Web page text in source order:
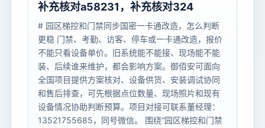
补充核对a58231，补充核对324
# 园区梯控和门禁同步国密一卡通改造，怎么判断
更稳 门禁、考勤、访客、停车或一卡通改造，报价
不能只看设备单价。旧系统能不能接、现场能不能
装、后续谁来维护，都会影响方案。御佰安可面向
全国项目提供方案核对、设备供货、安装调试协同
和售后排查，可先根据点位数量、现场照片和现有
设备情况协助判断预算。项目对接可联系董经理：
13521755685，同号微信。 围绕“园区梯控和门禁